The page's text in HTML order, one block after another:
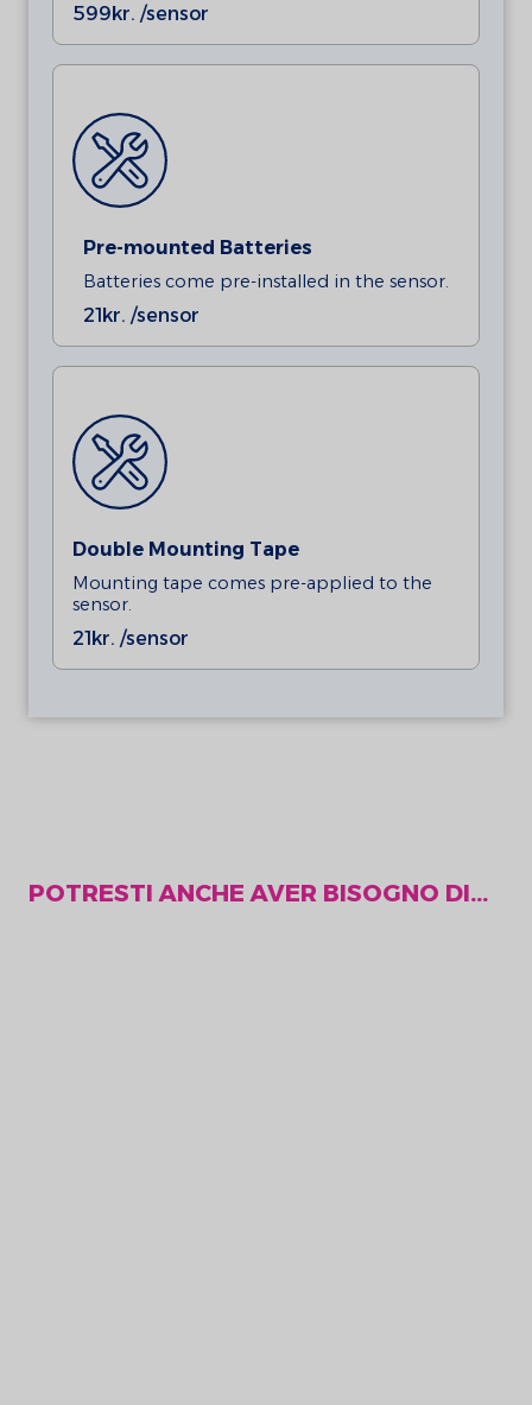
599kr. /sensor
Pre-mounted Batteries
Batteries come pre-installed in the sensor.
21kr. /sensor
Double Mounting Tape
Mounting tape comes pre-applied to the
sensor.
21kr. /sensor
POTRESTI ANCHE AVER BISOGNO DI...